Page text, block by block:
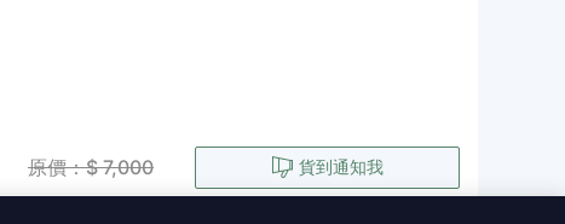
原價：$ 7,000 貨到通知我